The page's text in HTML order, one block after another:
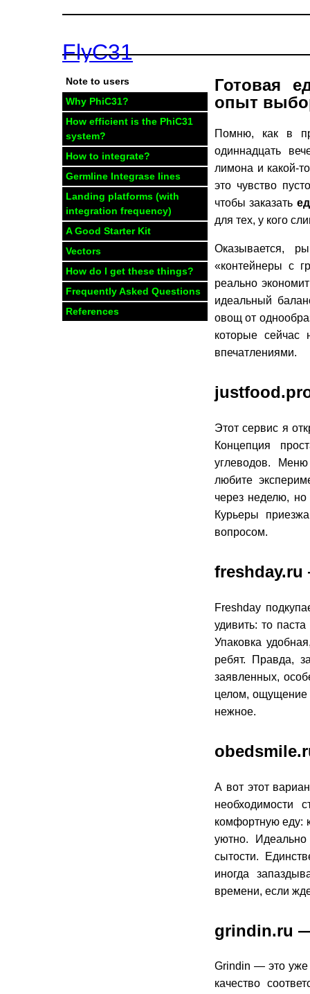
FlyC31
Note to users
Why PhiC31?
How efficient is the PhiC31
system?
How to integrate?
Germline Integrase lines
Landing platforms (with
integration frequency)
A Good Starter Kit
Vectors
How do I get these things?
Frequently Asked Questions
References
Готовая
опыт
Помню, как в
одиннадцать
лимона и какой-
это чувство
чтобы заказать
для тех, у кого
Оказывается,
«контейнеры с
реально
идеальный
овощ от
которые сейчас
впечатлениями.
Этот сервис я
Концепция
углеводов.
любите
через неделю,
Курьеры
вопросом.
Freshday
удивить: то
Упаковка
ребят. Правда,
заявленных,
целом, ощущение
нежное.
А вот этот
необходимости
комфортную еду:
уютно.
сытости.
иногда
времени, если
grindin.ru
Grindin — это уже
качество